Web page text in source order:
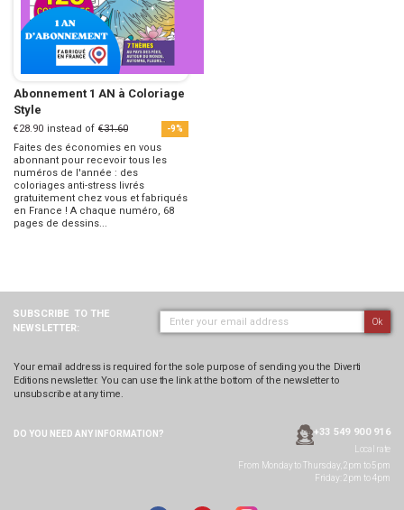
Abonnement 1 AN à Coloriage
Style
€28.90 instead of €31.60 -9%
Faites des économies en vous
abonnant pour recevoir tous les
numéros de l'année : des
coloriages anti-stress livrés
gratuitement chez vous et fabriqués
en France ! A chaque numéro, 68
pages de dessins...
SUBSCRIBE TO THE
NEWSLETTER:
Ok
Your email address is required for the sole purpose of sending you the Diverti
Editions newsletter. You can use the link at the bottom of the newsletter to
unsubscribe at any time.
DO YOU NEED ANY INFORMATION? +33 549 900 916
Local rate
From Monday to Thursday, 2pm to 5pm
Friday: 2pm to 4pm